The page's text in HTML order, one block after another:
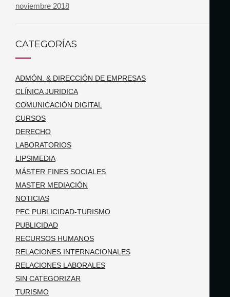
noviembre 2018
CATEGORÍAS
ADMÓN. & DIRECCIÓN DE EMPRESAS
CLÍNICA JURIDICA
COMUNICACIÓN DIGITAL
CURSOS
DERECHO
LABORATORIOS
LIPSIMEDIA
MÁSTER FINES SOCIALES
MASTER MEDIACIÓN
NOTICIAS
PEC PUBLICIDAD-TURISMO
PUBLICIDAD
RECURSOS HUMANOS
RELACIONES INTERNACIONALES
RELACIONES LABORALES
SIN CATEGORIZAR
TURISMO